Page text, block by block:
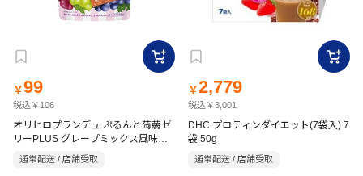
￥99
税込￥106
オリヒロプランデュ ぷるんと蒟蒻ゼ
リーPLUS グレープミックス風味
通常配送 / 店舗受取
￥2,779
税込￥3,001
DHC プロティンダイエット(7袋入) 7
袋 50g
通常配送 / 店舗受取